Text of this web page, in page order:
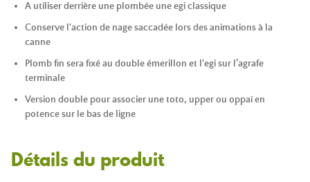
A utiliser derrière une plombée une egi classique
Conserve l'action de nage saccadée lors des animations à la
canne
Plomb fin sera fixé au double émerillon et l'egi sur l’agrafe
terminale
Version double pour associer une toto, upper ou oppaï en
potence sur le bas de ligne
Détails du produit